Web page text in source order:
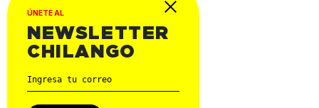
ÚNETE AL
NEWSLETTER
CHILANGO